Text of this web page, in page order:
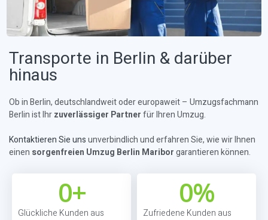
Transporte in Berlin & darüber
hinaus
Ob in Berlin, deutschlandweit oder europaweit – Umzugsfachmann
Berlin ist Ihrzuverlässiger Partnerfür Ihren Umzug.
Kontaktieren Sie unsunverbindlich und erfahren Sie, wie wir Ihnen
einen sorgenfreien Umzug Berlin Mariborgarantieren können.
Glückliche Kunden aus
0+
Zufriedene Kunden aus
0%